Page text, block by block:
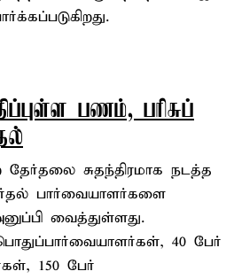
பணம், பரிசுப்
சுதந்திரமாக நடத்த
பார்வையாளர்களை
வைத்துள்ளது.
40 பேர்
150 பேர்